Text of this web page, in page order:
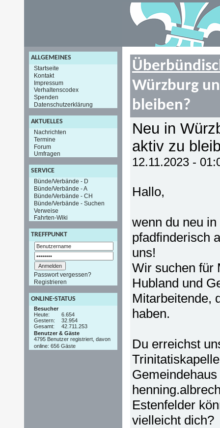
ALLGEMEINES
Startseite
Kontakt
Impressum
Verhaltenscodex
Spenden
Datenschutzerklärung
AKTUELLES
Nachrichten
Termine
Forum
Umfragen
SERVICE
Bünde/Verbände - D
Bünde/Verbände - A
Bünde/Verbände - CH
Bünde/Verbände - Suchen
Verweise
Fahrten-Wiki
TREFFPUNKT
Passwort vergessen?
Registrieren
ONLINE-STATUS
Besucher
Heute:
6.654
Gestern:
32.954
Gesamt:
42.711.253
Benutzer & Gäste
4795 Benutzer registriert, davon
online: 656 Gäste
Würzburg
bleiben?
Neu in
aktiv zu
12.11.2023 -
Hallo,
wenn du neu
pfadfinderisch
uns!
Wir suchen für
Hubland und
Mitarbeitende,
haben.
Du erreichst
Estenfelder
vielleicht dich?